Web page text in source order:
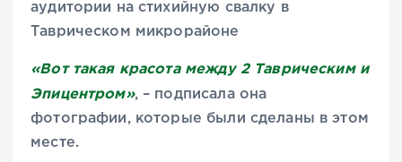
аудитории на стихийную свалку в
Таврическом микрорайоне
«Вот такая красота между 2 Таврическим и
Эпицентром», – подписала она
фотографии, которые были сделаны в этом
месте.